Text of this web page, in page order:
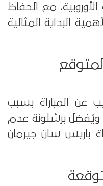
مع الحفاظ
البداية المثالية
عن المباراة بسبب
ويُفضل برشلونة عدم
باريس سان جيرمان